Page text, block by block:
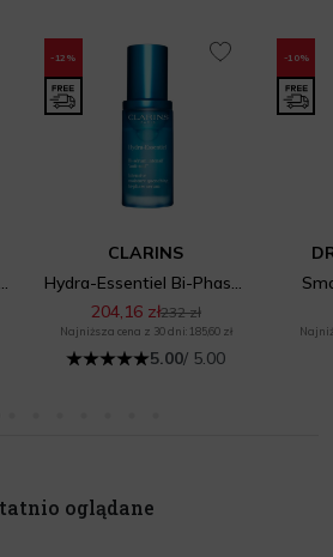
Hydra-Hyal Hydrating Plumping Serum
-12%
CLARINS
Hydra-Essentiel Bi-Phase Serum
204,16 zł232 zł
Najniższa cena z 30 dni: 185,60 zł
5.00/ 5.00
-10%
oglądane